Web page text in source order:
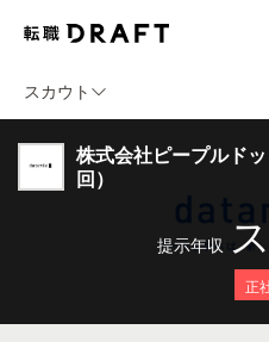
スカウト
株式会社ピープルド
回）
提示年収
正